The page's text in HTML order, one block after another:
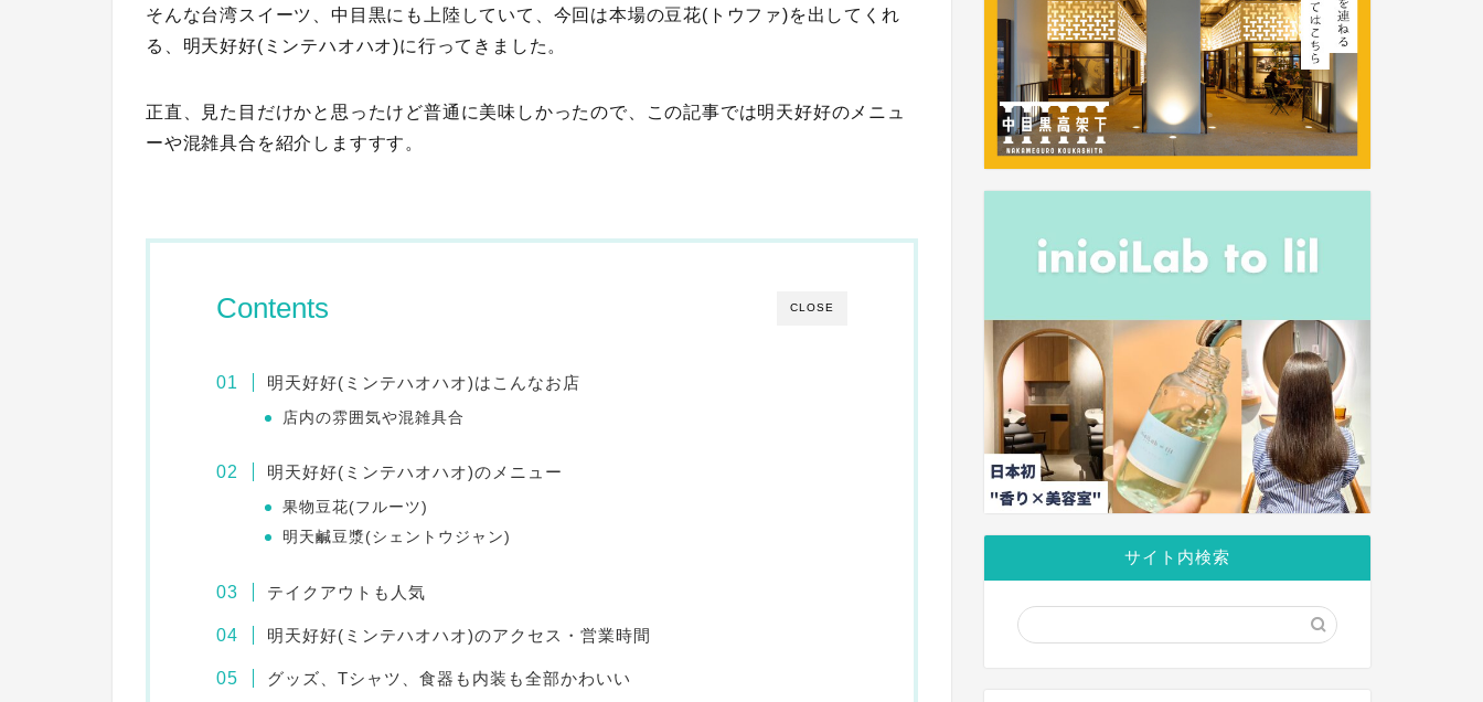
そんな台湾スイーツ、中目黒にも上陸していて、今回は本場の豆花(トウファ)を出してくれ
る、 明天好好(ミンテハオハオ)に行ってきました。
正直、見た目だけかと思ったけど普通に美味しかったので、この記事では明天好好のメニュ
ーや混雑具合を紹介しますすす。
CLOSE
Contents
明天好好(ミンテハオハオ)はこんなお店
店内の雰囲気や混雑具合
明天好好(ミンテハオハオ)のメニュー
果物豆花(フルーツ)
明天鹹豆漿(シェントウジャン)
テイクアウトも人気
明天好好(ミンテハオハオ)のアクセス・営業時間
グッズ、Tシャツ、食器も内装も全部かわいい
サイト内検索